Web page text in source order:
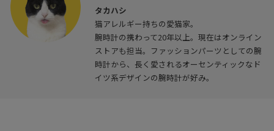
タカハシ
猫アレルギー持ちの愛猫家。
腕時計の携わって20年以上。現在はオンライン
ストアも担当。ファッションパーツとしての腕
時計から、長く愛されるオーセンティックなド
イツ系デザインの腕時計が好み。